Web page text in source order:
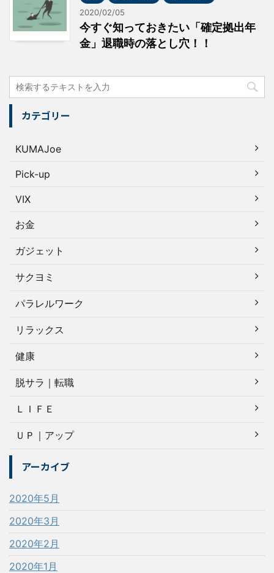
2020/02/05
今すぐ知っておきたい「確定拠出年
金」退職時の落とし穴！！
カテゴリー
KUMAJoe
Pick-up
VIX
お金
ガジェット
サクヨミ
パラレルワーク
リラックス
健康
脱サラ｜転職
ＬＩＦＥ
ＵＰ｜アップ
アーカイブ
2020年5月
2020年3月
2020年2月
2020年1月